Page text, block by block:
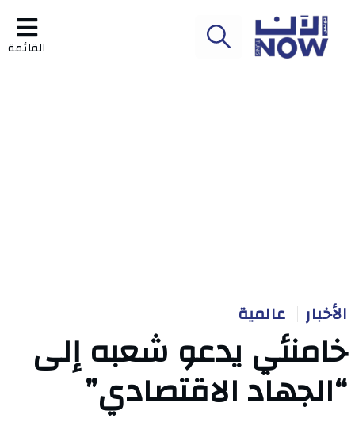
القائمة
الأخبار عالمية
خامنئي يدعو شعبه إلى
“الجهاد الاقتصادي”